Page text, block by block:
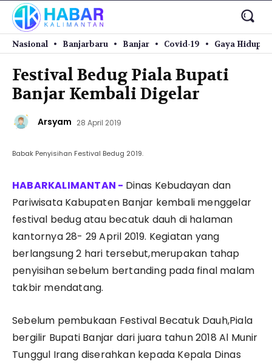
Nasional Banjarbaru Banjar Covid-19 Gaya Hidup
Festival Bedug Piala Bupati
Banjar Kembali Digelar
Arsyam 28 April 2019
Babak Penyisihan Festival Bedug 2019.
Dinas Kebudayan dan
Pariwisata Kabupaten Banjar kembali menggelar
festival bedug atau becatuk dauh di halaman
kantornya 28- 29 April 2019. Kegiatan yang
berlangsung 2 hari tersebut,merupakan tahap
penyisihan sebelum bertanding pada final malam
takbir mendatang.
Sebelum pembukaan Festival Becatuk Dauh,Piala
bergilir Bupati Banjar dari juara tahun 2018 Al Munir
Tunggul Irang diserahkan kepada Kepala Dinas